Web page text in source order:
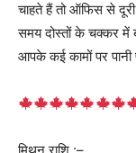
चाहते हैं तो ऑफिस से
समय दोस्तों के चक्कर में
आपके कई कामों पर